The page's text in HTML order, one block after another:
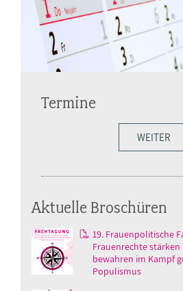
Termine
WEITER
Aktuelle Broschüren
19. Frauenpolitische
Frauenrechte
bewahren im Kampf
Populismus